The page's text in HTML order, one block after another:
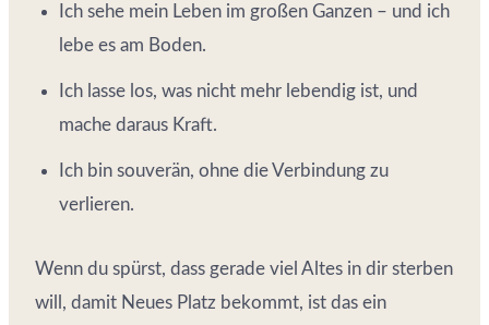
Ich sehe mein Leben im großen Ganzen – und ich
lebe es am Boden.
Ich lasse los, was nicht mehr lebendig ist, und
mache daraus Kraft.
Ich bin souverän, ohne die Verbindung zu
verlieren.
Wenn du spürst, dass gerade viel Altes in dir sterben
will, damit Neues Platz bekommt, ist das ein